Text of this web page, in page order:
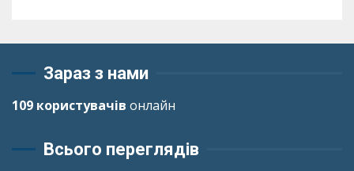
Зараз з нами
109 користувачів онлайн
Всього переглядів